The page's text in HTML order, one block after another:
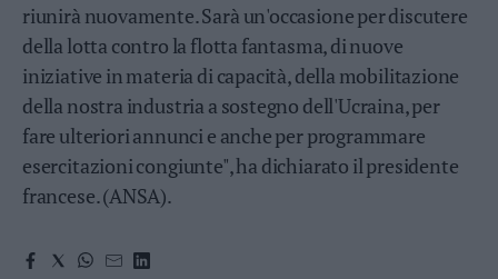
Laghi
Valsugana
–
Primiero
Vallagarina
Sole
–
riunirà nuovamente. Sarà un'occasione per discutere
della lotta contro la flotta fantasma, di nuove
iniziative in materia di capacità, della mobilitazione
della nostra industria a sostegno dell'Ucraina, per
fare ulteriori annunci e anche per programmare
esercitazioni congiunte", ha dichiarato il presidente
francese. (ANSA).